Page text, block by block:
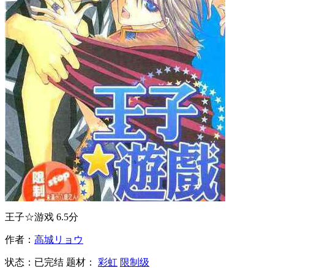
王子☆游戏 6.5分
作者： 高城リョウ
状态： 已完结 题材： 彩虹 限制级